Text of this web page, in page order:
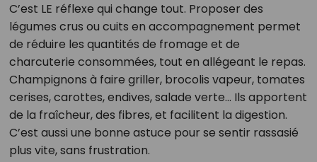
C’est LE réflexe qui change tout. Proposer des
légumes crus ou cuits en accompagnement permet
de réduire les quantités de fromage et de
charcuterie consommées, tout en allégeant le repas.
Champignons à faire griller, brocolis vapeur, tomates
cerises, carottes, endives, salade verte… Ils apportent
de la fraîcheur, des fibres, et facilitent la digestion.
C’est aussi une bonne astuce pour se sentir rassasié
plus vite, sans frustration.